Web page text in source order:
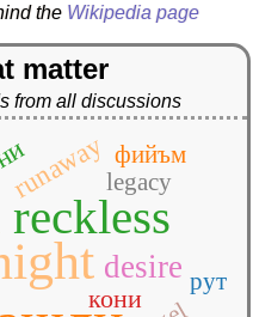
the Wikipedia page
matter
from all discussions
reckless
desire
runaway
кони
legacy
рут
фийъм